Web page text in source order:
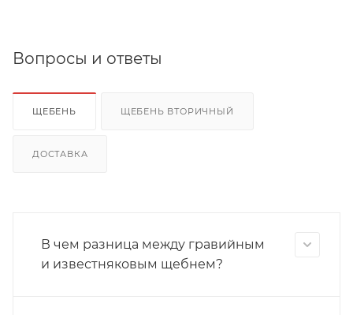
Вопросы и ответы
ЩЕБЕНЬ ЩЕБЕНЬ ВТОРИЧНЫЙ
ДОСТАВКА
В чем разница между гравийным
и известняковым щебнем?